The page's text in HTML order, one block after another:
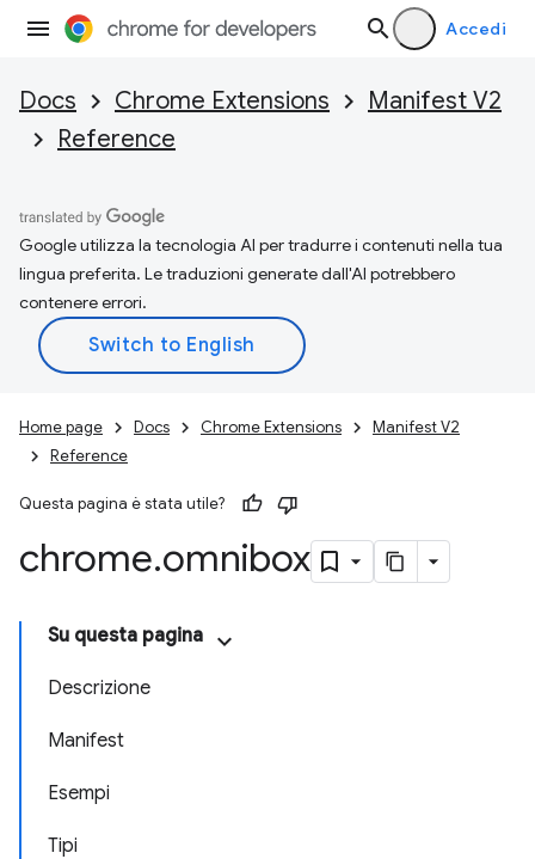
Accedi
Docs Chrome Extensions
Manifest V2
Reference
Google utilizza la tecnologia AI per tradurre i contenuti nella tua
lingua preferita. Le traduzioni generate dall'AI potrebbero
contenere errori.
Home page Docs Chrome Extensions
Manifest V2
Reference
Questa pagina è stata utile?
chrome.omnibox
Su questa pagina
Descrizione
Manifest
Esempi
Tipi